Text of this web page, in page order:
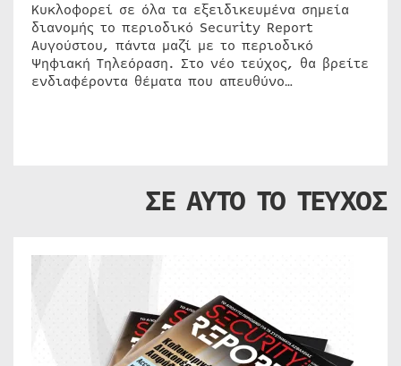
Κυκλοφορεί σε όλα τα εξειδικευμένα σημεία
διανομής το περιοδικό Security Report
Αυγούστου, πάντα μαζί με το περιοδικό
Ψηφιακή Τηλεόραση. Στο νέο τεύχος, θα βρείτε
ενδιαφέροντα θέματα που απευθύνο…
ΣΕ ΑΥΤΟ ΤΟ ΤΕΥΧΟΣ